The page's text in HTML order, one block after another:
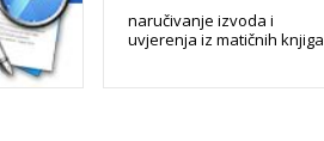
naručivanje izvoda i
uvjerenja iz matičnih knjiga